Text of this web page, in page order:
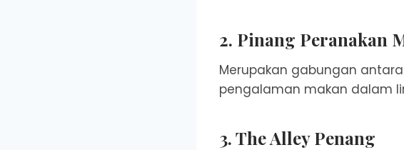
2. Pinang Peranakan
Merupakan gabungan
pengalaman makan dalam
3. The Alley Penang